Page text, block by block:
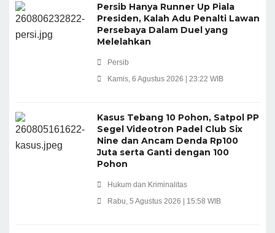
Persib Hanya Runner Up Piala
Presiden, Kalah Adu Penalti Lawan
Persebaya Dalam Duel yang
Melelahkan
Persib
Kamis, 6 Agustus 2026 | 23:22 WIB
Kasus Tebang 10 Pohon, Satpol PP
Segel Videotron Padel Club Six
Nine dan Ancam Denda Rp100
Juta serta Ganti dengan 100
Pohon
Hukum dan Kriminalitas
Rabu, 5 Agustus 2026 | 15:58 WIB